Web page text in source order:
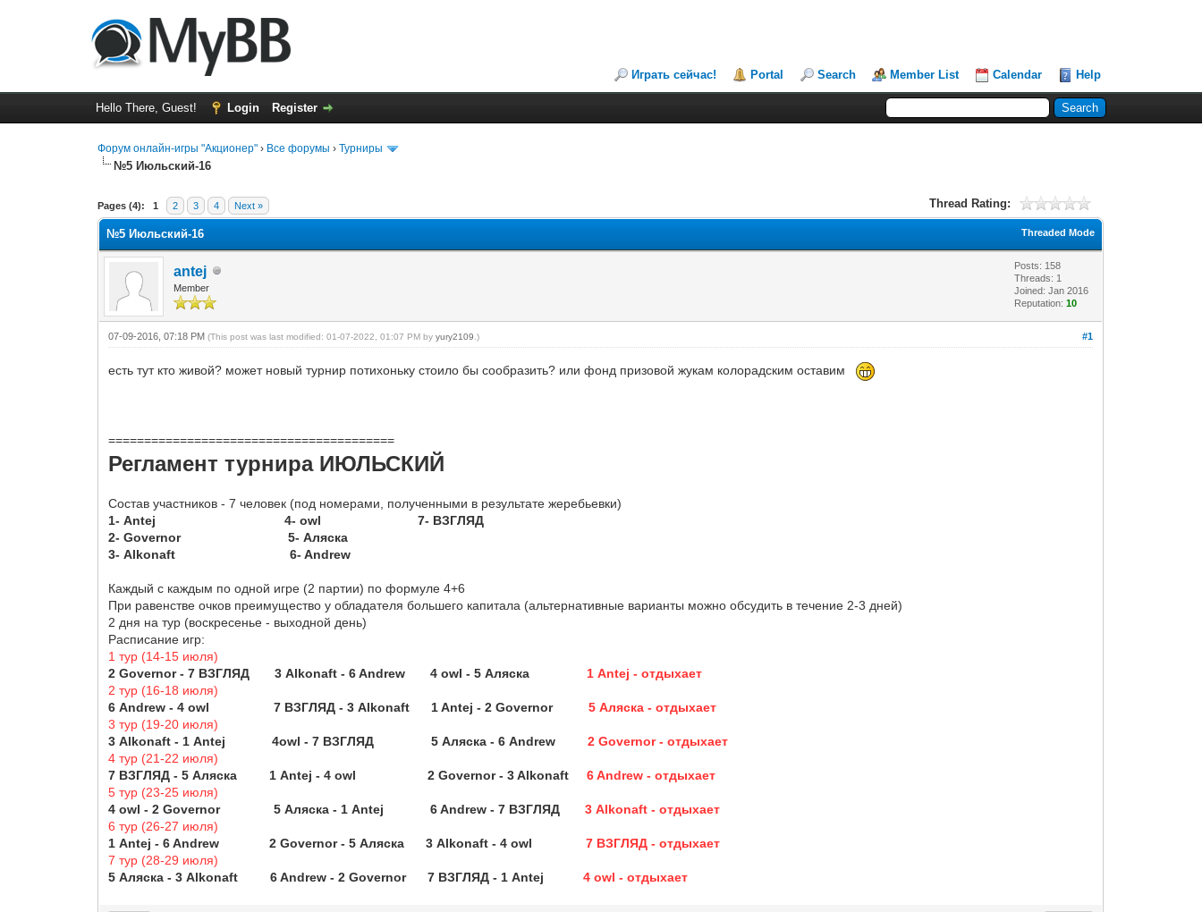
Играть сейчас! Portal Search Member List Calendar Help
Hello There, Guest! Login Register
Форум онлайн-игры "Акционер" › Все форумы ›Турниры
№5 Июльский-16
Pages (4): 1 2 3 4 Next » Thread Rating:
0 Vote(s) - 0 Average
1
2
3
4
5
Threaded Mode
№5 Июльский-16
antej
Member
Posts: 158
Threads: 1
Joined: Jan 2016
Reputation:10
#1
07-09-2016, 07:18 PM(This post was last modified: 01-07-2022, 01:07 PM byyury2109 .)
есть тут кто живой? может новый турнир потихоньку стоило бы сообразить? или фонд призовой жукам колорадским оставим
========================================
Регламент турнира ИЮЛЬСКИЙ
Состав участников - 7 человек (под номерами, полученными в результате жеребьевки)
1- Antej 4- owl 7- ВЗГЛЯД
2- Governor 5- Аляска
3- Alkonaft 6- Andrew
Каждый с каждым по одной игре (2 партии) по формуле 4+6
При равенстве очков преимущество у обладателя большего капитала (альтернативные варианты можно обсудить в течение 2-3 дней)
2 дня на тур (воскресенье - выходной день)
Расписание игр:
1 тур (14-15 июля)
2 Governor - 7 ВЗГЛЯД 3 Alkonaft - 6 Andrew 4 owl - 5 Аляска 1 Antej - отдыхает
2 тур (16-18 июля)
6 Andrew - 4 owl 7 ВЗГЛЯД - 3 Alkonaft 1 Antej - 2 Governor5 Аляска - отдыхает
3 тур (19-20 июля)
3 Alkonaft - 1 Antej 4owl - 7 ВЗГЛЯД 5 Аляска - 6 Andrew2 Governor - отдыхает
4 тур (21-22 июля)
7 ВЗГЛЯД - 5 Аляска 1 Antej - 4 owl 2 Governor - 3 Alkonaft6 Andrew - отдыхает
5 тур (23-25 июля)
4 owl - 2 Governor 5 Аляска - 1 Antej 6 Andrew - 7 ВЗГЛЯД3 Alkonaft - отдыхает
6 тур (26-27 июля)
1 Antej - 6 Andrew 2 Governor - 5 Аляска 3 Alkonaft - 4 owl7 ВЗГЛЯД - отдыхает
7 тур (28-29 июля)
5 Аляска - 3 Alkonaft 6 Andrew - 2 Governor 7 ВЗГЛЯД - 1 Antej4 owl - отдыхает